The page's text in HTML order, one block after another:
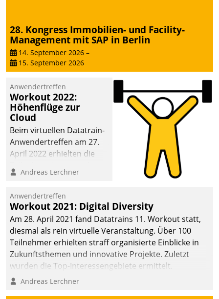
28. Kongress Immobilien- und Facility-
Management mit SAP in Berlin
14. September 2026 –
15. September 2026
Anwendertreffen
Workout 2022:
Höhenflüge zur
Cloud
Beim virtuellen Datatrain-
Anwendertreffen am 27.
April 2022 erhielten die
Teilnehmer kurzweilige
Cloud-Strategien und -
Lösungen mit hohem
Zukunftspotenzial.
Andreas Lerchner
Anwendertreffen
Workout 2021: Digital Diversity
Am 28. April 2021 fand Datatrains 11. Workout statt,
diesmal als rein virtuelle Veranstaltung. Über 100
Teilnehmer erhielten straff organisierte Einblicke in
Zukunftsthemen und innovative Projekte. Zuletzt
wurden die Top-Interessengebiete ermittelt.
Andreas Lerchner